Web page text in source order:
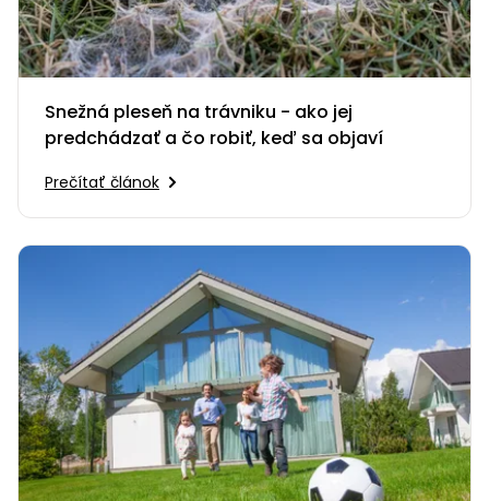
Snežná pleseň na trávniku - ako jej
predchádzať a čo robiť, keď sa objaví
Prečítať článok